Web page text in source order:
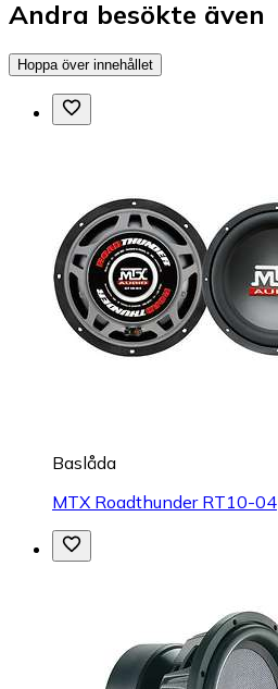
Andra besökte även
Hoppa över innehållet
Baslåda
MTX Roadthunder RT10-04